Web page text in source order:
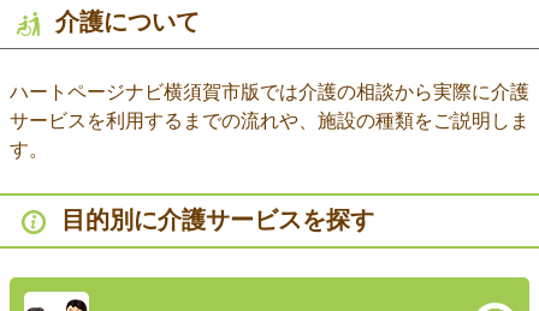
介護について
ハートページナビ横須賀市版では介護の相談から実際に介護
サービスを利用するまでの流れや、施設の種類をご説明しま
す。
目的別に介護サービスを探す